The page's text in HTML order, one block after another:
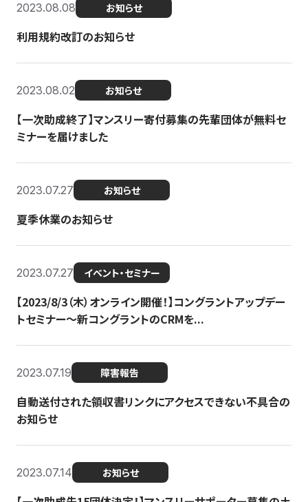
2023.08.08 お知らせ
利用規約改訂のお知らせ
2023.08.02 お知らせ
【一次助成終了】マンスリー寄付募集の先輩団体が無料セ
ミナーを届けました
2023.07.27 お知らせ
夏季休業のお知らせ
2023.07.27 イベント・セミナー
【2023/8/3（木）オンライン開催！】コングラントアップデー
トセミナー〜新コングラントのCRMを...
2023.07.19 障害報告
自動送付された領収書リンクにアクセスできない不具合の
お知らせ
2023.07.14 お知らせ